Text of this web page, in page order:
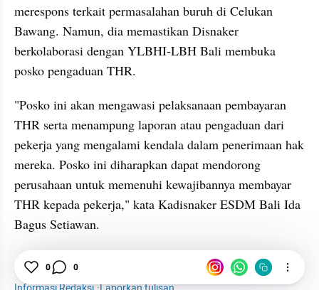
merespons terkait permasalahan buruh di Celukan
Bawang. Namun, dia memastikan Disnaker
berkolaborasi dengan YLBHI-LBH Bali membuka
posko pengaduan THR.
"Posko ini akan mengawasi pelaksanaan pembayaran
THR serta menampung laporan atau pengaduan dari
pekerja yang mengalami kendala dalam penerimaan hak
mereka. Posko ini diharapkan dapat mendorong
perusahaan untuk memenuhi kewajibannya membayar
THR kepada pekerja," kata Kadisnaker ESDM Bali Ida
Bagus Setiawan.
Buruh THR
0 0